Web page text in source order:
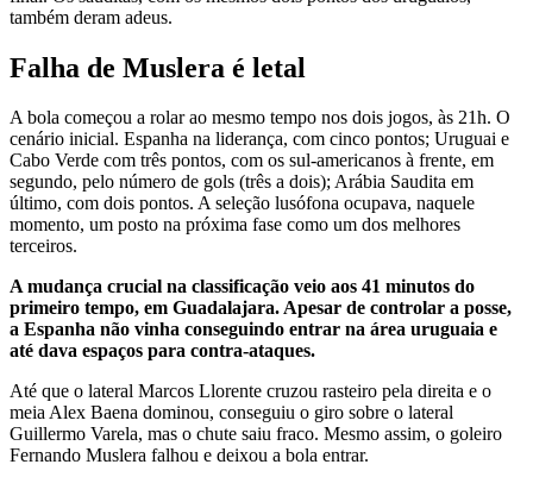
também deram adeus.
Falha de Muslera é letal
A bola começou a rolar ao mesmo tempo nos dois jogos, às 21h. O
cenário inicial. Espanha na liderança, com cinco pontos; Uruguai e
Cabo Verde com três pontos, com os sul-americanos à frente, em
segundo, pelo número de gols (três a dois); Arábia Saudita em
último, com dois pontos. A seleção lusófona ocupava, naquele
momento, um posto na próxima fase como um dos melhores
terceiros.
A mudança crucial na classificação veio aos 41 minutos do
primeiro tempo, em Guadalajara. Apesar de controlar a posse,
a Espanha não vinha conseguindo entrar na área uruguaia e
até dava espaços para contra-ataques.
Até que o lateral Marcos Llorente cruzou rasteiro pela direita e o
meia Alex Baena dominou, conseguiu o giro sobre o lateral
Guillermo Varela, mas o chute saiu fraco. Mesmo assim, o goleiro
Fernando Muslera falhou e deixou a bola entrar.